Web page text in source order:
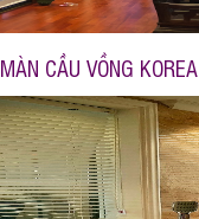
MÀN CẦU VỒNG KOREA